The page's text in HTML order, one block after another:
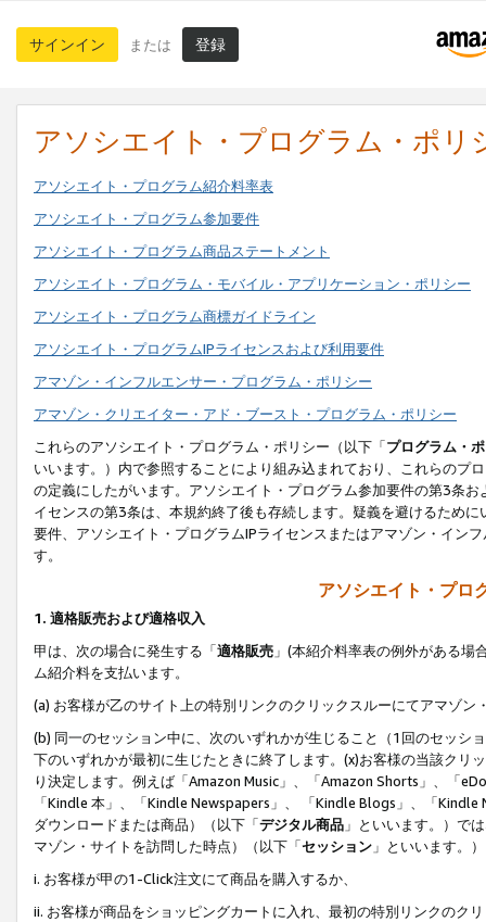
サインイン または 登録
アソシエイト・プログラム・ポリ
アソシエイト・プログラム紹介料率表
アソシエイト・プログラム参加要件
アソシエイト・プログラム商品ステートメント
アソシエイト・プログラム・モバイル・アプリケーション・ポリシー
アソシエイト・プログラム商標ガイドライン
アソシエイト・プログラムIPライセンスおよび利用要件
アマゾン・インフルエンサー・プログラム・ポリシー
アマゾン・クリエイター・アド・ブースト・プログラム・ポリシー
これらのアソシエイト・プログラム・ポリシー（以下「プログラム・
いいます。）内で参照することにより組み込まれており、これらのプ
の定義にしたがいます。アソシエイト・プログラム参加要件の第3条
イセンスの第3条は、本規約終了後も存続します。疑義を避けるため
要件、アソシエイト・プログラムIPライセンスまたはアマゾン・イン
す。
アソシエイト・プロ
1. 適格販売および適格収入
甲は、次の場合に発生する「適格販売 」(本紹介料率表の例外がある
ム紹介料を支払います。
(a) お客様が乙のサイト上の特別リンクのクリックスルーにてアマゾン
(b) 同一のセッション中に、次のいずれかが生じること（1回のセッシ
下のいずれかが最初に生じたときに終了します。(x)お客様の当該ク
り決定します。例えば「Amazon Music」、「Amazon Shorts」、「
「Kindle 本」、「Kindle Newspapers」、 「Kindle Blogs」、「
ダウンロードまたは商品）（以下「デジタル商品 」といいます。）で
マゾン・サイトを訪問した時点）（以下「セッション 」といいます。
i. お客様が甲の1-Click注文にて商品を購入するか、
ii. お客様が商品をショッピングカートに入れ、最初の特別リンクのク